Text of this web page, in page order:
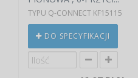
TYPU Q-CONNECT KF15115
DO SPECYFIKACJI